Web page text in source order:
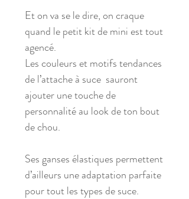
Et on va se le dire, on craque
quand le petit kit de mini est tout
agencé.
Les couleurs et motifs tendances
de l’attache à suce sauront
ajouter une touche de
personnalité au look de ton bout
de chou.
Ses ganses élastiques permettent
d’ailleurs une adaptation parfaite
pour tout les types de suce.